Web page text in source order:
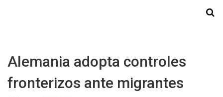
Alemania adopta controles
fronterizos ante migrantes